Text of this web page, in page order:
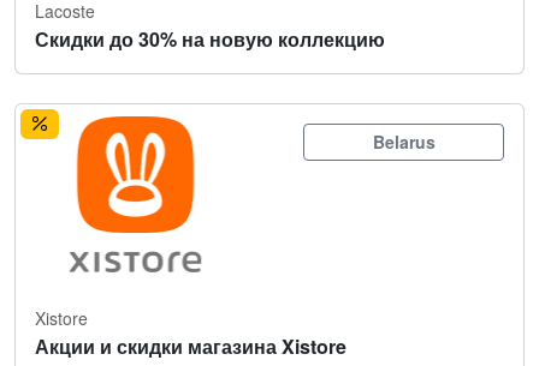
Lacoste
Скидки до 30% на новую коллекцию
Belarus
Xistore
Акции и скидки магазина Xistore